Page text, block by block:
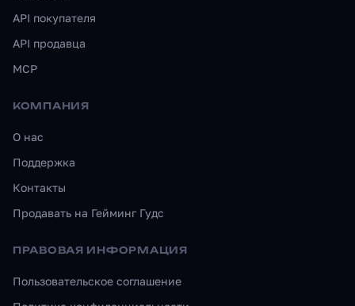
API покупателя
API продавца
MCP
КОМПАНИЯ
О нас
Поддержка
Контакты
Продавать на Гейминг Гудс
ПРАВОВАЯ ИНФОРМАЦИЯ
Пользовательское соглашение